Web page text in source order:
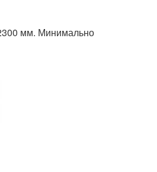
мм. Минимально